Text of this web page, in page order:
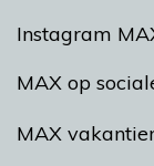
Instagram
MAX op
MAX